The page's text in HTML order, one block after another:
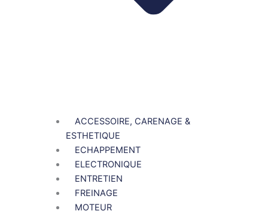
ACCESSOIRE, CARENAGE &
ESTHETIQUE
ECHAPPEMENT
ELECTRONIQUE
ENTRETIEN
FREINAGE
MOTEUR